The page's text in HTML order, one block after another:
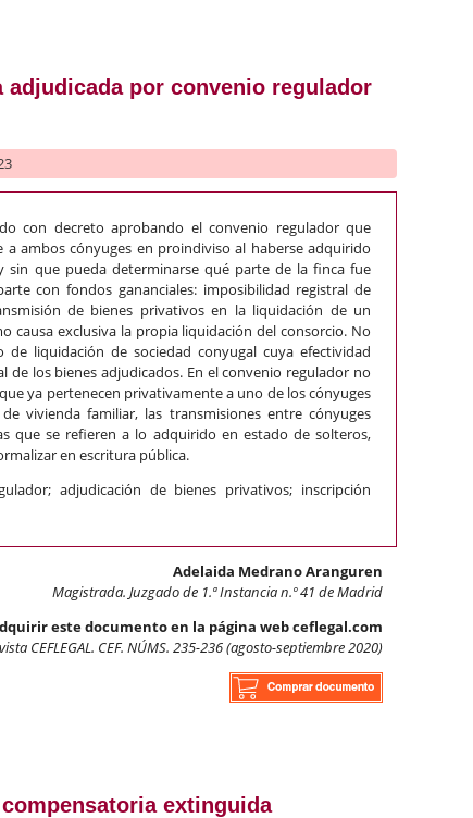
por convenio regulador
con decreto aprobando el convenio regulador que
ambos cónyuges en proindiviso al haberse adquirido
sin que pueda determinarse qué parte de la finca fue
con fondos gananciales: imposibilidad registral de
de bienes privativos en la liquidación de un
causa exclusiva la propia liquidación del consorcio. No
liquidación de sociedad conyugal cuya efectividad
de los bienes adjudicados. En el convenio regulador no
ya pertenecen privativamente a uno de los cónyuges
vivienda familiar, las transmisiones entre cónyuges
que se refieren a lo adquirido en estado de solteros,
en escritura pública.
adjudicación de bienes privativos; inscripción
Adelaida Medrano Aranguren
Magistrada. Juzgado de 1.ª Instancia n.º 41 de Madrid
este documento en la página web ceflegal.com
CEFLEGAL. CEF. NÚMS. 235-236 (agosto-septiembre 2020)
extinguida